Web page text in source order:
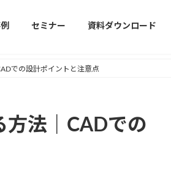
セミナー 資料ダウンロード
での設計ポイントと注意点
方法｜CADでの